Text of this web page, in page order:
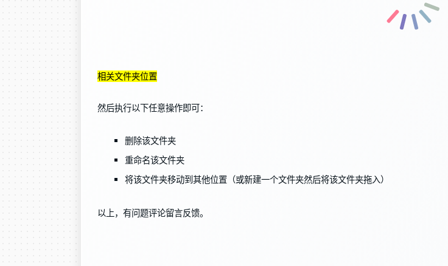
相关文件夹位置
然后执行以下任意操作即可：
删除该文件夹
重命名该文件夹
将该文件夹移动到其他位置（或新建一个文件夹然后将该文件夹拖入）
以上，有问题评论留言反馈。